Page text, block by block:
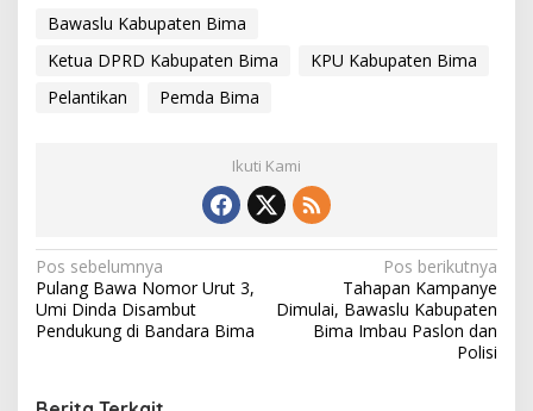
Bawaslu Kabupaten Bima
Ketua DPRD Kabupaten Bima
KPU Kabupaten Bima
Pelantikan
Pemda Bima
Ikuti Kami
N
a
v
Pos sebelumnya
Pulang Bawa Nomor Urut 3,
Umi Dinda Disambut
Pendukung di Bandara Bima
Pos berikutnya
Tahapan Kampanye
Dimulai, Bawaslu Kabupaten
Bima Imbau Paslon dan
Polisi